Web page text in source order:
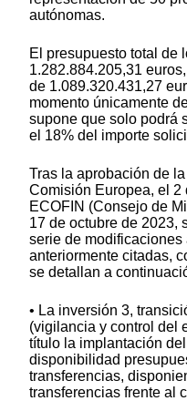
autónomas.
El presupuesto total de
1.282.884.205,31
de 1.089.320.431,27
momento únicamente
supone que solo podrá
el 18% del importe
Tras la aprobación de
Comisión Europea, el 2
ECOFIN (Consejo de
17 de octubre de 2023,
serie de
anteriormente citadas,
se detallan a
• La inversión 3,
(vigilancia y control del
título la implantación
disponibilidad
transferencias,
transferencias frente al